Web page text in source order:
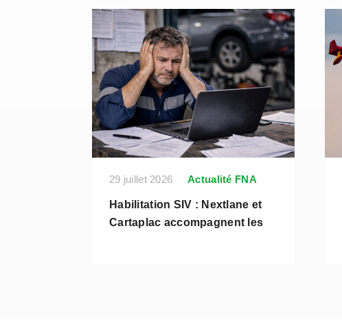
29 juillet 2026 Actualité FNA
Habilitation SIV : Nextlane et
Cartaplac accompagnent les